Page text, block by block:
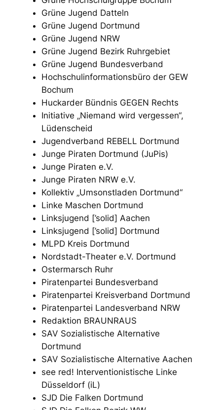
Grüne Jugend Datteln
Grüne Jugend Dortmund
Grüne Jugend NRW
Grüne Jugend Bezirk Ruhrgebiet
Grüne Jugend Bundesverband
Hochschulinformationsbüro der GEW
Bochum
Huckarder Bündnis GEGEN Rechts
Initiative „Niemand wird vergessen“,
Lüdenscheid
Jugendverband REBELL Dortmund
Junge Piraten Dortmund (JuPis)
Junge Piraten e.V.
Junge Piraten NRW e.V.
Kollektiv „Umsonstladen Dortmund“
Linke Maschen Dortmund
Linksjugend [’solid] Aachen
Linksjugend [’solid] Dortmund
MLPD Kreis Dortmund
Nordstadt-Theater e.V. Dortmund
Ostermarsch Ruhr
Piratenpartei Bundesverband
Piratenpartei Kreisverband Dortmund
Piratenpartei Landesverband NRW
Redaktion BRAUNRAUS
SAV Sozialistische Alternative
Dortmund
SAV Sozialistische Alternative Aachen
see red! Interventionistische Linke
Düsseldorf (iL)
SJD Die Falken Dortmund